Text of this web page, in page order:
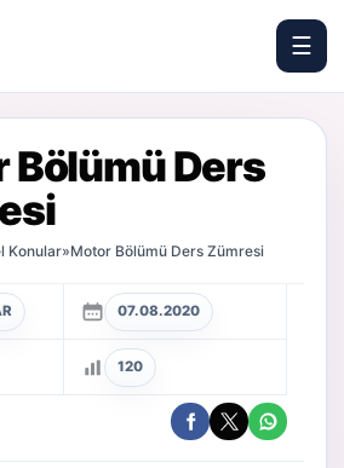
☰
Bölümü Ders
Konular»Motor Bölümü Ders Zümresi
07.08.2020
120